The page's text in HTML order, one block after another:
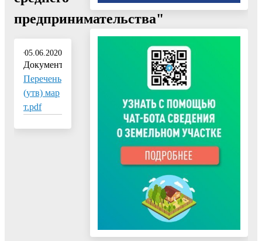
предпринимательства"
05.06.2020
Документ:
Перечень
(утв) мар
т.pdf